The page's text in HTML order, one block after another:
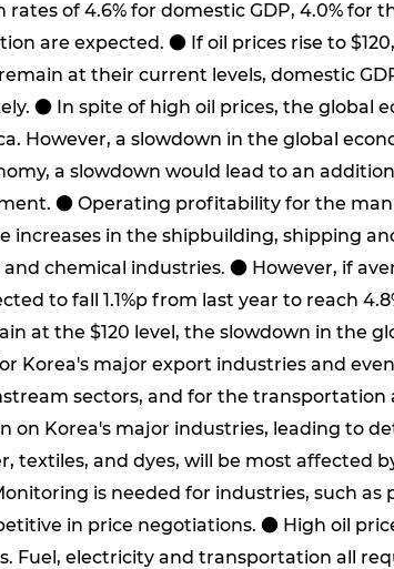
rates of 4.6% for domestic GDP, 4.0%
are expected. ● If oil prices rise to
remain at their current levels, domestic
● In spite of high oil prices, the
However, a slowdown in the global
a slowdown would lead to an
● Operating profitability for the
increases in the shipbuilding, shipping
chemical industries. ● However, if
to fall 1.1%p from last year to reach
at the $120 level, the slowdown in the
Korea's major export industries and
sectors, and for the
on Korea's major industries, leading to
textiles, and dyes, will be most
is needed for industries, such
in price negotiations. ● High oil
Fuel, electricity and transportation all